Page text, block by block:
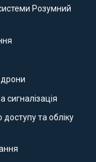
Розумний
дрони
та обліку